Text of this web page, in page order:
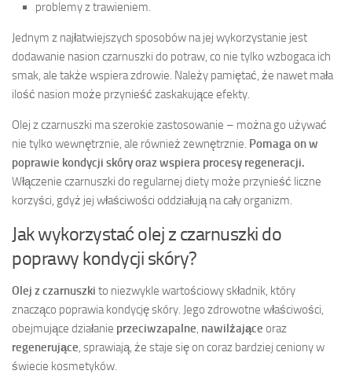
problemy z trawieniem.
Jednym z najłatwiejszych sposobów na jej wykorzystanie jest
dodawanie nasion czarnuszki do potraw, co nie tylko wzbogaca ich
smak, ale także wspiera zdrowie. Należy pamiętać, że nawet mała
ilość nasion może przynieść zaskakujące efekty.
Olej z czarnuszki ma szerokie zastosowanie – można go używać
nie tylko wewnętrznie, ale również zewnętrznie. Pomaga on w
poprawie kondycji skóry oraz wspiera procesy regeneracji.
Włączenie czarnuszki do regularnej diety może przynieść liczne
korzyści, gdyż jej właściwości oddziałują na cały organizm.
Jak wykorzystać olej z czarnuszki do
poprawy kondycji skóry?
Olej z czarnuszki to niezwykle wartościowy składnik, który
znacząco poprawia kondycję skóry. Jego zdrowotne właściwości,
obejmujące działanie przeciwzapalne, nawilżające oraz
regenerujące, sprawiają, że staje się on coraz bardziej ceniony w
świecie kosmetyków.